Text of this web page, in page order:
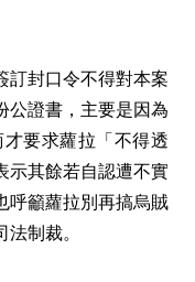
訂封口令不得對本案
公證書，主要是因為
要求蘿拉「不得透
示其餘若自認遭不實
呼籲蘿拉別再搞烏賊
制裁。